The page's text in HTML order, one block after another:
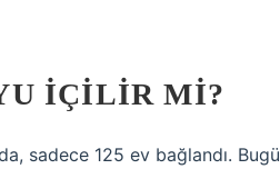
IÇILIR MI?
sadece 125 ev bağlandı.